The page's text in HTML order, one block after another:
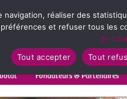
Fondateurs & Partenaires
réaliser des
et refuser tous les
de
Tout accepter
Tout